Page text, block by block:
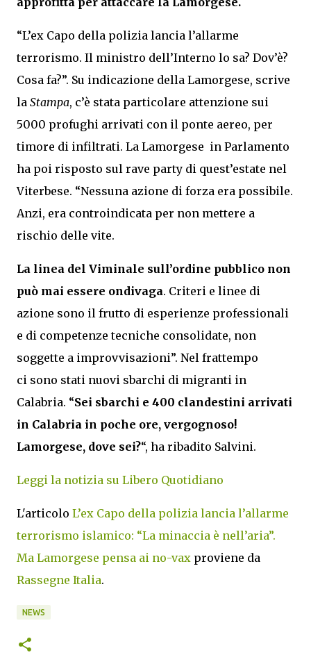
“L’ex Capo della polizia lancia l’allarme
terrorismo. Il ministro dell’Interno lo sa? Dov’è?
Cosa fa?”. Su indicazione della Lamorgese, scrive
la Stampa, c’è stata particolare attenzione sui
5000 profughi arrivati con il ponte aereo, per
timore di infiltrati. La Lamorgese in Parlamento
ha poi risposto sul rave party di quest’estate nel
Viterbese. “Nessuna azione di forza era possibile.
Anzi, era controindicata per non mettere a
rischio delle vite.
La linea del Viminale sull’ordine pubblico non
può mai essere ondivaga. Criteri e linee di
azione sono il frutto di esperienze professionali
e di competenze tecniche consolidate, non
soggette a improvvisazioni”. Nel frattempo
ci sono stati nuovi sbarchi di migranti in
Calabria. “Sei sbarchi e 400 clandestini arrivati
in Calabria in poche ore, vergognoso!
Lamorgese, dove sei?“, ha ribadito Salvini.
Leggi la notizia su Libero Quotidiano
L'articolo L’ex Capo della polizia lancia l’allarme
terrorismo islamico: “La minaccia è nell’aria”.
Ma Lamorgese pensa ai no-vax proviene da
Rassegne Italia.
NEWS